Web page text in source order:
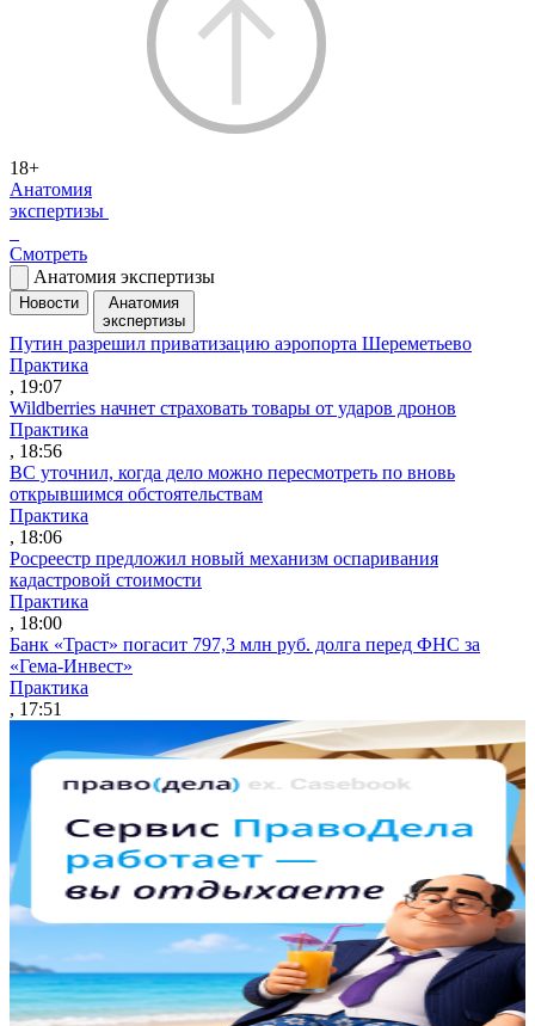
18+
Анатомия
экспертизы
Смотреть
Анатомия экспертизы
Новости
Анатомия
экспертизы
Путин разрешил приватизацию аэропорта Шереметьево
Практика
, 19:07
Wildberries начнет страховать товары от ударов дронов
Практика
, 18:56
ВС уточнил, когда дело можно пересмотреть по вновь
открывшимся обстоятельствам
Практика
, 18:06
Росреестр предложил новый механизм оспаривания
кадастровой стоимости
Практика
, 18:00
Банк «Траст» погасит 797,3 млн руб. долга перед ФНС за
«Гема-Инвест»
Практика
, 17:51